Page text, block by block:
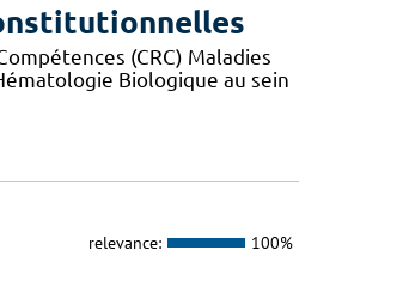
(CRC) Maladies
Biologique au sein
relevance: 100%